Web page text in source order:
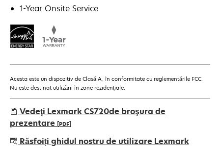
1-Year Onsite Service
Acesta este un dispozitiv de Clasă A, în conformitate cu reglementările FCC.
Nu este destinat utilizării în zone rezidenţiale.
Vedeţi Lexmark CS720de broşura de
prezentare [PDF]
opens
Răsfoiți ghidul nostru de utilizare Lexmark